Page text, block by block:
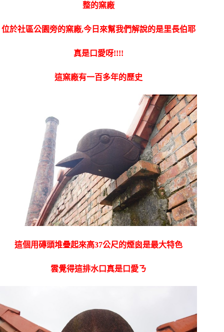
整的窯廠
位於社區公園旁的窯廠,今日來幫我們解說的是里長伯耶
真是口愛呀!!!!
這窯廠有一百多年的歷史
這個用磚頭堆疊起來高37公尺的煙囪是最大特色
雲覺得這排水口真是口愛ㄋ